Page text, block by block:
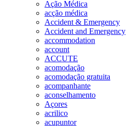
Ação Médica
acção médica
Accident & Emergency
Accident and Emergency
accommodation
account
ACCUTE
acomodação
acomodação gratuita
acompanhante
aconselhamento
Açores
acrilico
acupuntor